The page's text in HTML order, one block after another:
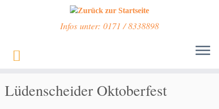
Infos unter: 0171 / 8338898
Lüdenscheider Oktoberfest